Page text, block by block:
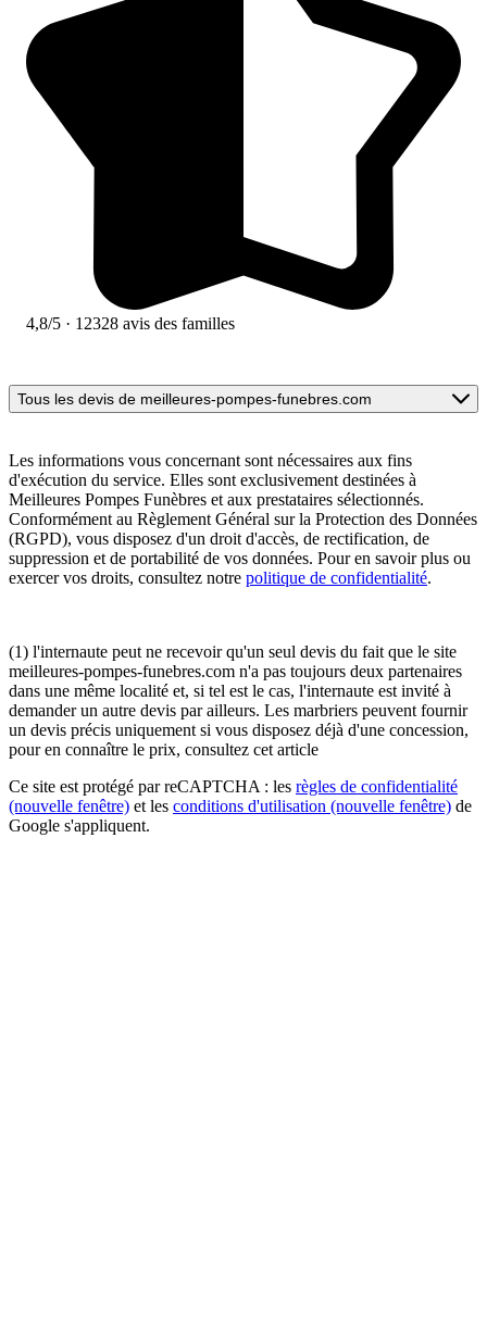
4,8/5 · 12328 avis des familles
Tous les devis de meilleures-pompes-funebres.com
Les informations vous concernant sont nécessaires aux fins
d'exécution du service. Elles sont exclusivement destinées à
Meilleures Pompes Funèbres et aux prestataires sélectionnés.
Conformément au Règlement Général sur la Protection des Données
(RGPD), vous disposez d'un droit d'accès, de rectification, de
suppression et de portabilité de vos données. Pour en savoir plus ou
exercer vos droits, consultez notre politique de confidentialité.
(1) l'internaute peut ne recevoir qu'un seul devis du fait que le site
meilleures-pompes-funebres.com n'a pas toujours deux partenaires
dans une même localité et, si tel est le cas, l'internaute est invité à
demander un autre devis par ailleurs. Les marbriers peuvent fournir
un devis précis uniquement si vous disposez déjà d'une concession,
pour en connaître le prix, consultez cet article
Ce site est protégé par reCAPTCHA : les règles de confidentialité
(nouvelle fenêtre) et les conditions d'utilisation (nouvelle fenêtre) de
Google s'appliquent.